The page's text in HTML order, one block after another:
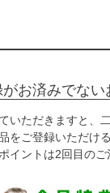
お済みでない
いただきますと、
をご登録いただけ
イントは2回目のご